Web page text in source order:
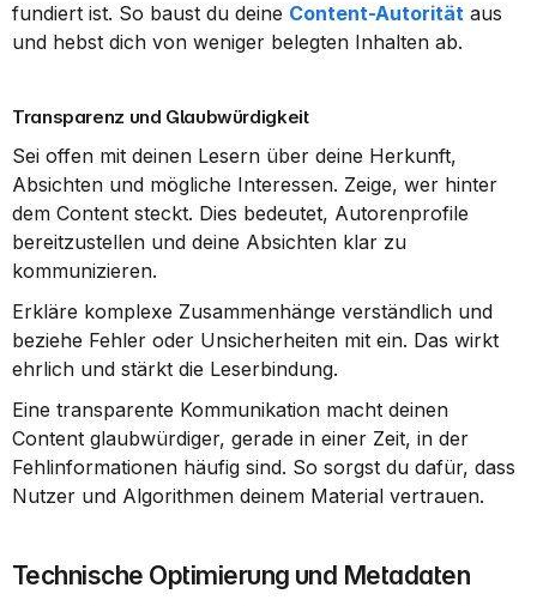
fundiert ist. So baust du deine Content-Autorität aus
und hebst dich von weniger belegten Inhalten ab.
Transparenz und Glaubwürdigkeit
Sei offen mit deinen Lesern über deine Herkunft,
Absichten und mögliche Interessen. Zeige, wer hinter
dem Content steckt. Dies bedeutet, Autorenprofile
bereitzustellen und deine Absichten klar zu
kommunizieren.
Erkläre komplexe Zusammenhänge verständlich und
beziehe Fehler oder Unsicherheiten mit ein. Das wirkt
ehrlich und stärkt die Leserbindung.
Eine transparente Kommunikation macht deinen
Content glaubwürdiger, gerade in einer Zeit, in der
Fehlinformationen häufig sind. So sorgst du dafür, dass
Nutzer und Algorithmen deinem Material vertrauen.
Technische Optimierung und Metadaten